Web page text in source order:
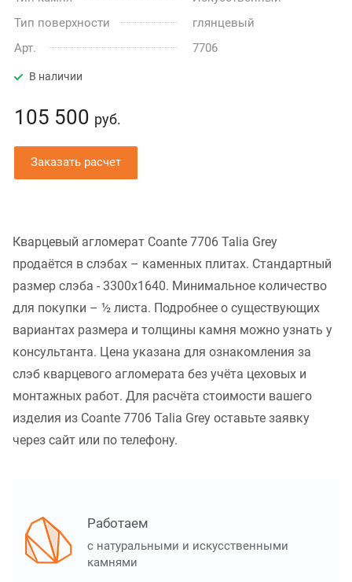
Тип поверхности
глянцевый
Арт.
7706
В наличии
105 500 руб.
Заказать расчет
Кварцевый агломерат Coante 7706 Talia Grey
продаётся в слэбах – каменных плитах. Стандартный
размер слэба - 3300x1640. Минимальное количество
для покупки – ½ листа. Подробнее о существующих
вариантах размера и толщины камня можно узнать у
консультанта. Цена указана для ознакомления за
слэб кварцевого агломерата без учёта цеховых и
монтажных работ. Для расчёта стоимости вашего
изделия из Coante 7706 Talia Grey оставьте заявку
через сайт или по телефону.
Работаем
с натуральными и искусственными
камнями